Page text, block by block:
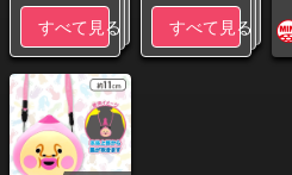
すべて見る すべて見る